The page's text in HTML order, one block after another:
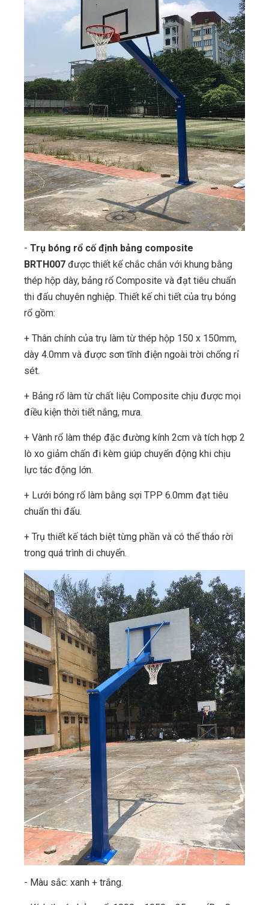
- Trụ bóng rổ cố định bảng composite
BRTH007 được thiết kế chắc chắn với khung bằng
thép hộp dày, bảng rổ Composite và đạt tiêu chuẩn
thi đấu chuyên nghiệp. Thiết kế chi tiết của trụ bóng
rổ gồm:
+ Thân chính của trụ làm từ thép hộp 150 x 150mm,
dày 4.0mm và được sơn tĩnh điện ngoài trời chống rỉ
sét.
+ Bảng rổ làm từ chất liệu Composite chịu được mọi
điều kiện thời tiết nắng, mưa.
+ Vành rổ làm thép đặc đường kính 2cm và tích hợp 2
lò xo giảm chấn đi kèm giúp chuyển động khi chịu
lực tác động lớn.
+ Lưới bóng rổ làm bằng sợi TPP 6.0mm đạt tiêu
chuẩn thi đấu.
+ Trụ thiết kế tách biệt từng phần và có thể tháo rời
trong quá trình di chuyển.
- Màu sắc: xanh + trắng.